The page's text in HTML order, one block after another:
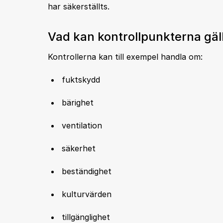
har säkerställts.
Vad kan kontrollpunkterna
Kontrollerna kan till exempel handla om:
fuktskydd
bärighet
ventilation
säkerhet
beständighet
kulturvärden
tillgänglighet